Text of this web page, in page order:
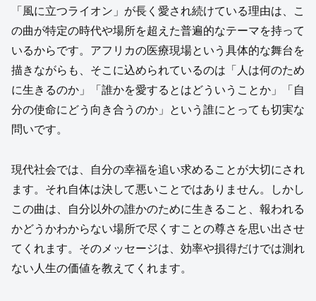
「風に立つライオン」が長く愛され続けている理由は、こ
の曲が特定の時代や場所を超えた普遍的なテーマを持って
いるからです。アフリカの医療現場という具体的な舞台を
描きながらも、そこに込められているのは「人は何のため
に生きるのか」「誰かを愛するとはどういうことか」「自
分の使命にどう向き合うのか」という誰にとっても切実な
問いです。
現代社会では、自分の幸福を追い求めることが大切にされ
ます。それ自体は決して悪いことではありません。しかし
この曲は、自分以外の誰かのために生きること、報われる
かどうかわからない場所で尽くすことの尊さを思い出させ
てくれます。そのメッセージは、効率や損得だけでは測れ
ない人生の価値を教えてくれます。